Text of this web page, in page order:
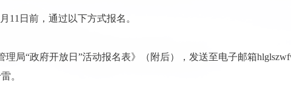
11日前，通过以下方式报名。
局“政府开放日”活动报名表》（附后），发送至电子邮箱
。